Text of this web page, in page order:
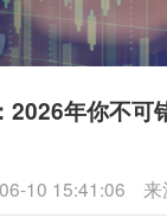
2026年你不可
10 15:41:06 来